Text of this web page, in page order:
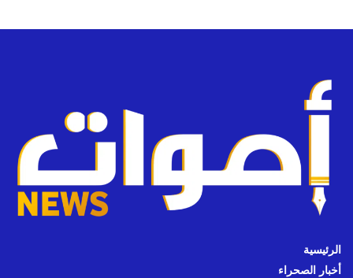
الرئيسية
أخبار الصحراء